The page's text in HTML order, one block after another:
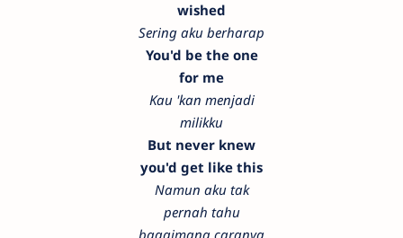
wished
Sering aku berharap
You'd be the one
for me
Kau 'kan menjadi
milikku
But never knew
you'd get like this
Namun aku tak
pernah tahu